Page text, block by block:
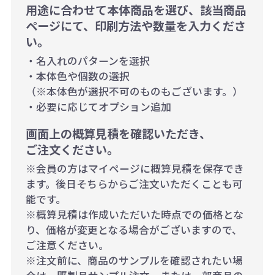
用途に合わせて本体商品を選び、該当商品
ページにて、印刷方法や数量を入力くださ
い。
・名入れのパターンを選択
・本体色や個数の選択
（※本体色が選択不可のものもございます。）
・必要に応じてオプション追加
画面上の概算見積を確認いただき、
ご注文ください。
※会員の方はマイページに概算見積を保存でき
ます。後日そちらからご注文いただくことも可
能です。
※概算見積は作成いただいた時点での価格とな
り、価格が変更となる場合がございますので、
ご注意ください。
※注文前に、商品のサンプルを確認されたい場